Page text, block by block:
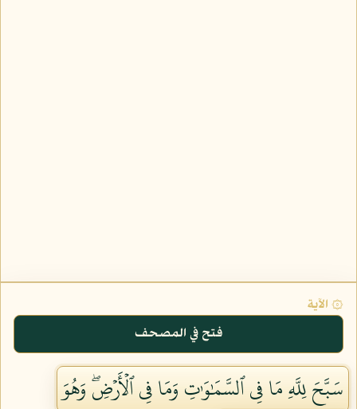
۞ الآية
فتح في المصحف
سَبَّحَ لِلَّهِ مَا فِي ٱلسَّمَٰوَٰتِ وَمَا فِي ٱلۡأَرۡضِۖ وَهُوَ